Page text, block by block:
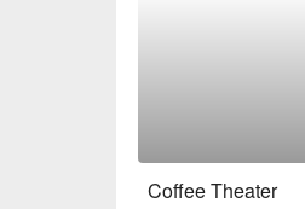
Coffee Theater